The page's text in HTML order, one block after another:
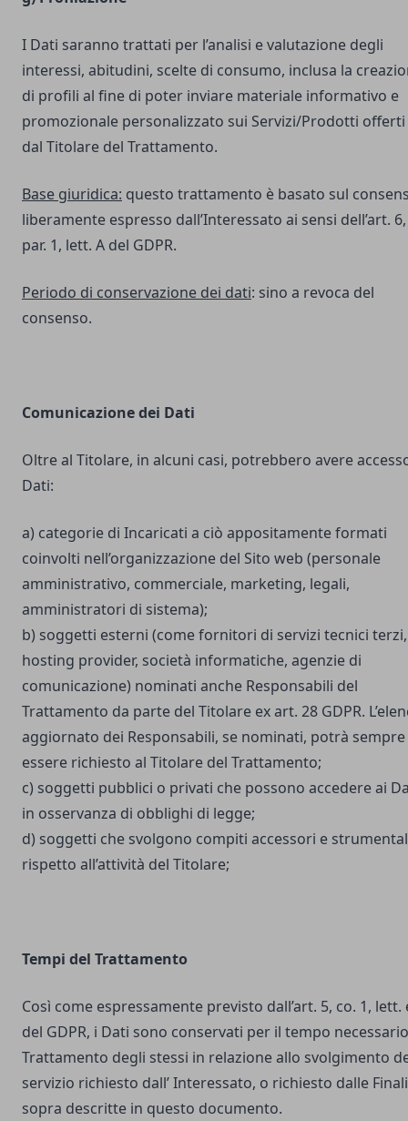
I Dati saranno trattati per l’analisi e valutazione degli
interessi, abitudini, scelte di consumo, inclusa la
di profili al fine di poter inviare materiale informativo e
promozionale personalizzato sui Servizi/Prodotti offerti
dal Titolare del Trattamento.
Base giuridica: questo trattamento è basato sul
liberamente espresso dall’Interessato ai sensi dell’art. 6,
par. 1, lett. A del GDPR.
Periodo di conservazione dei dati: sino a revoca del
consenso.
Comunicazione dei Dati
Oltre al Titolare, in alcuni casi, potrebbero avere
Dati:
a) categorie di Incaricati a ciò appositamente formati
coinvolti nell’organizzazione del Sito web (personale
amministrativo, commerciale, marketing, legali,
amministratori di sistema);
b) soggetti esterni (come fornitori di servizi tecnici terzi,
hosting provider, società informatiche, agenzie di
comunicazione) nominati anche Responsabili del
Trattamento da parte del Titolare ex art. 28 GDPR.
aggiornato dei Responsabili, se nominati, potrà sempre
essere richiesto al Titolare del Trattamento;
c) soggetti pubblici o privati che possono accedere ai
in osservanza di obblighi di legge;
d) soggetti che svolgono compiti accessori e
rispetto all’attività del Titolare;
Tempi del Trattamento
Così come espressamente previsto dall’art. 5, co. 1, lett.
del GDPR, i Dati sono conservati per il tempo
Trattamento degli stessi in relazione allo svolgimento
servizio richiesto dall’ Interessato, o richiesto dalle
sopra descritte in questo documento.